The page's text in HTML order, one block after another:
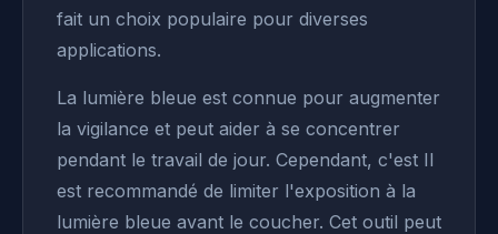
fait un choix populaire pour diverses
applications.
La lumière bleue est connue pour augmenter
la vigilance et peut aider à se concentrer
pendant le travail de jour. Cependant, c'est Il
est recommandé de limiter l'exposition à la
lumière bleue avant le coucher. Cet outil peut